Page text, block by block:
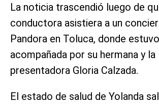
La noticia trascendió luego de
conductora asistiera a un
Pandora en Toluca, donde estuvo
acompañada por su hermana y la
presentadora Gloria Calzada.
El estado de salud de Yolanda